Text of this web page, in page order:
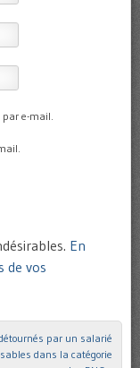
e-mail.
En
de vos
par un salarié
dans la catégorie